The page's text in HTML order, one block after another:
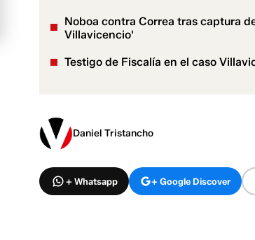
Noboa contra Correa tras captura
Villavicencio'
Testigo de Fiscalía en el caso
Daniel Tristancho
+ Whatsapp + Google Discover